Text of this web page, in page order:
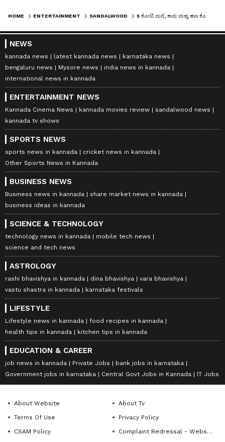
HOME ENTERTAINMENT SANDALWOOD
NEWS
kannada news latest kannada news
karnataka news
bengaluru news
Mysore news
india news in kannada
international news in kannada
ENTERTAINMENT NEWS
Kannada Cinema News kannada movies review
sandalwood news
kannada tv shows
SPORTS NEWS
sports news in kannada
cricket news in kannada
Other Sports News in Kannada
BUSINESS NEWS
Business news in kannada
share market news in kannada
business ideas in kannada
SCIENCE & TECHNOLOGY
technology news in kannada
mobile tech news
science and tech news
ASTROLOGY
rashi bhavishya in kannada dina bhavishya
vara bhavishya
vastu shastra in kannada
karnataka festivals
LIFESTYLE
Lifestyle news in kannada
food recipes in kannada
health tips in kannada
kitchen tips in kannada
EDUCATION & CAREER
job news in kannada Private Jobs
bank jobs in karnataka
Government jobs in karnataka
Central Govt Jobs in Kannada IT Jobs
About Website
About Tv
Terms Of Use
Privacy Policy
CSAM Policy
Complaint Redressal - Website